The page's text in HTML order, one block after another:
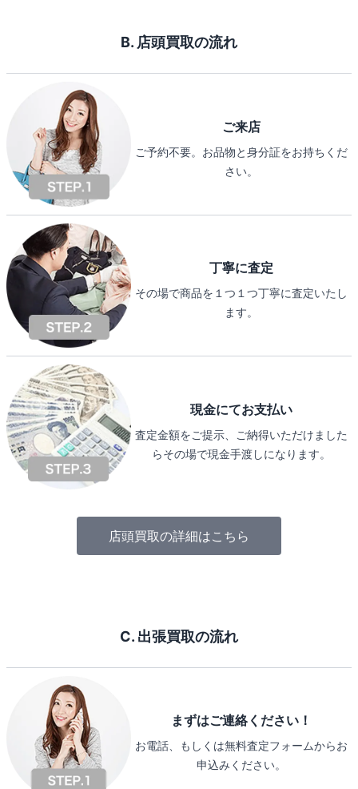
B. 店頭買取の流れ
ご来店
ご予約不要。お品物と身分証をお持ちくだ
さい。
丁寧に査定
その場で商品を１つ１つ丁寧に査定いたし
ます。
現金にてお支払い
査定金額をご提示、ご納得いただけました
らその場で現金手渡しになります。
店頭買取の詳細はこちら
C. 出張買取の流れ
まずはご連絡ください！
お電話、もしくは無料査定フォームからお
申込みください。